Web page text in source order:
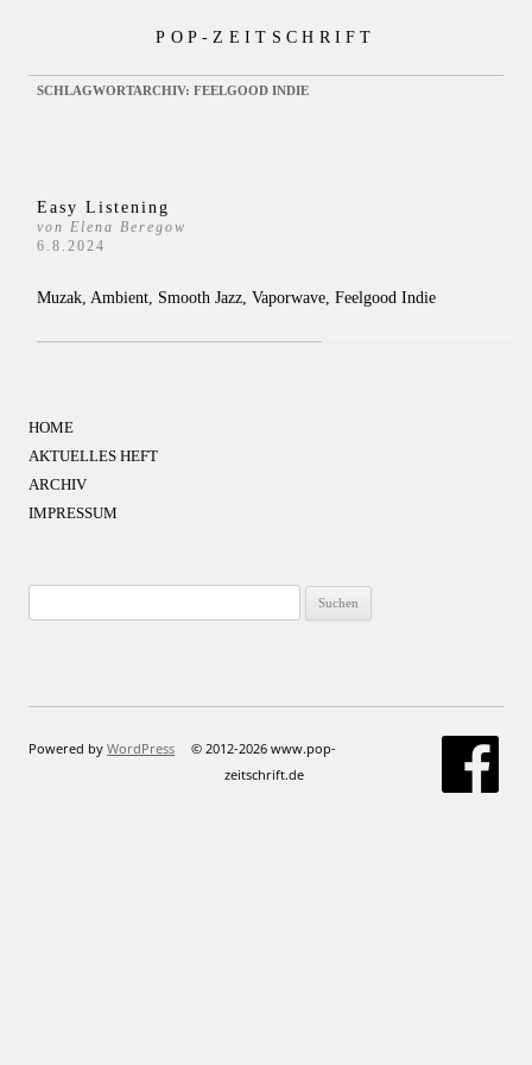
POP-ZEITSCHRIFT
SCHLAGWORTARCHIV: FEELGOOD INDIE
Easy Listening
von Elena Beregow
6.8.2024
Muzak, Ambient, Smooth Jazz, Vaporwave, Feelgood Indie
HOME
AKTUELLES HEFT
ARCHIV
IMPRESSUM
nach:
Powered by WordPress
© 2012-2026 www.pop-
zeitschrift.de